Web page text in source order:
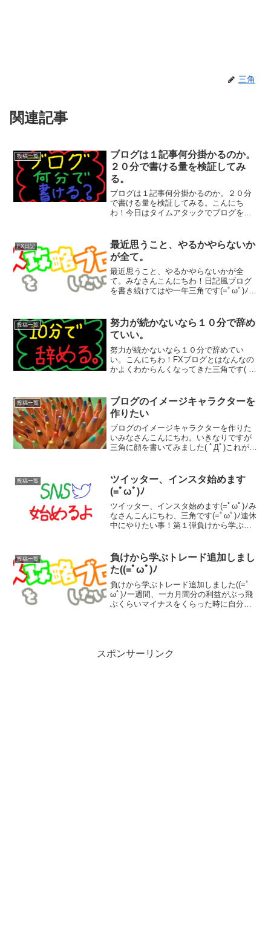
三角
関連記事
投稿一覧
ブログは１記事何分掛かるのか。
２０分で書ける量を検証してみ
る。
ブログは１記事何分掛かるのか。２０分
で書ける量を検証してみる。こんにち
わ！今日はタイムアタックでブログを書
しまうんですが、他の人はブログにどの
くらい時間をかけて...
FX日記
最近思うこと、やるかやらないか
が全て。
最近思うこと、やるかやらないかが全
て。みなさんこんにちわ！日記風ブログ
を書き続けてはや一年三角です(=ﾟωﾟ)ﾉ最
めるで～って思ってましたが、まぁ世の
中そんなに甘くない...
投稿一覧
努力が続かないなら１０分で辞め
ていい。
努力が続かないなら１０分で辞めてい
い。こんにちわ！FXブログとはなんなの
かよくわからんくなってきた三角です( ﾟ
した。しかし、検索で見られてるのはア
マゾンギフト券...
投稿一覧
ブログのイメージキャラクターを
作りたい
ブログのイメージキャラクターを作りた
いみなさんこんにちわ。いきなりですが
三角に顔を書いてみました( ﾟДﾟ)これがイ
ので練習がてらに三角のキャラクターを
作成。絵が下手っ...
投稿一覧
ツイッター、インスタ始めます
(=ﾟωﾟ)ﾉ
ツイッター、インスタ始めます(=ﾟωﾟ)ﾉみ
なさんこんにちわ、三角です(=ﾟωﾟ)ﾉ連休
中にやりたい事！第１弾負けから学ぶト
作るなら連動して同時発信だぜ！と思い
つつ調べ...
投稿一覧
負けから学ぶトレード追加しまし
た((=ﾟωﾟ)ﾉ
負けから学ぶトレード追加しました((=ﾟ
ωﾟ)ﾉ一週間、一カ月間分の利益がぶっ飛
ぶくらいマイナスをくらった時に自分の
スポンサーリンク